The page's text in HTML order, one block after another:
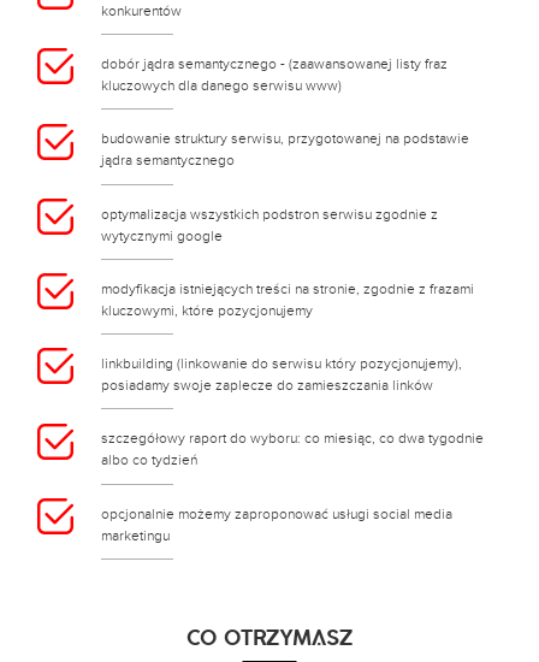
konkurentów
dobór jądra semantycznego - (zaawansowanej listy fraz
kluczowych dla danego serwisu www)
budowanie struktury serwisu, przygotowanej na podstawie
jądra semantycznego
optymalizacja wszystkich podstron serwisu zgodnie z
wytycznymi google
modyfikacja istniejących treści na stronie, zgodnie z frazami
kluczowymi, które pozycjonujemy
linkbuilding (linkowanie do serwisu który pozycjonujemy),
posiadamy swoje zaplecze do zamieszczania linków
szczegółowy raport do wyboru: co miesiąc, co dwa tygodnie
albo co tydzień
opcjonalnie możemy zaproponować usługi social media
marketingu
CO OTRZYMASZ